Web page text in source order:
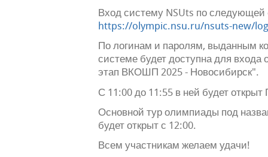
Вход систему NSUts по следующей
https://olympic.nsu.ru/nsuts-new/
По логинам и паролям, выданным
системе будет доступна для
этап ВКОШП 2025 - Новосибирск".
С 11:00 до 11:55 в ней будет
Основной тур олимпиады под
будет открыт с 12:00.
Всем участникам желаем удачи!